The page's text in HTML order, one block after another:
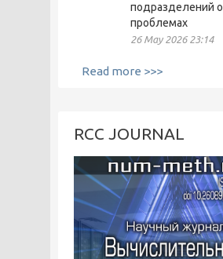
подразделений о
проблемах
26 May 2026 23:14
Read more >>>
RCC JOURNAL